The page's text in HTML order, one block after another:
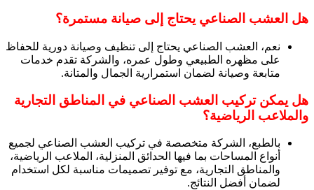
هل العشب الصناعي يحتاج إلى صيانة مستمرة؟
نعم، العشب الصناعي يحتاج إلى تنظيف وصيانة دورية للحفاظ
على مظهره الطبيعي وطول عمره، والشركة تقدم خدمات
متابعة وصيانة لضمان استمرارية الجمال والمتانة.
هل يمكن تركيب العشب الصناعي في المناطق التجارية
والملاعب الرياضية؟
بالطبع، الشركة متخصصة في تركيب العشب الصناعي لجميع
أنواع المساحات بما فيها الحدائق المنزلية، الملاعب الرياضية،
والمناطق التجارية، مع توفير تصميمات مناسبة لكل استخدام
لضمان أفضل النتائج.